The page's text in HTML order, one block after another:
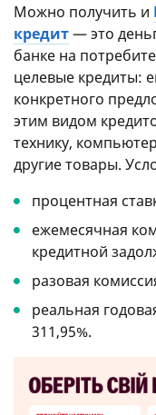
Можно получить и
кредит— это
банке на
целевые кредиты:
конкретного
этим видом
технику,
другие товары.
процентная
ежемесячная
кредитной
разовая
реальная
311,95%.